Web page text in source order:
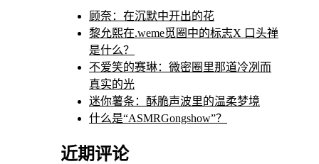
顾奈：在沉默中开出的花
黎允熙在.weme觅圈中的标志X 口头禅
是什么？
不爱笑的赛琳：微密圈里那道冷冽而
真实的光
迷你薯条：酥脆声波里的温柔梦境
什么是“ASMRGongshow”？
近期评论